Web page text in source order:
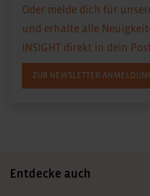
Oder melde dich für
und erhalte alle
INSIGHT direkt in dein
ZUR NEWSLETTER-
Entdecke auch